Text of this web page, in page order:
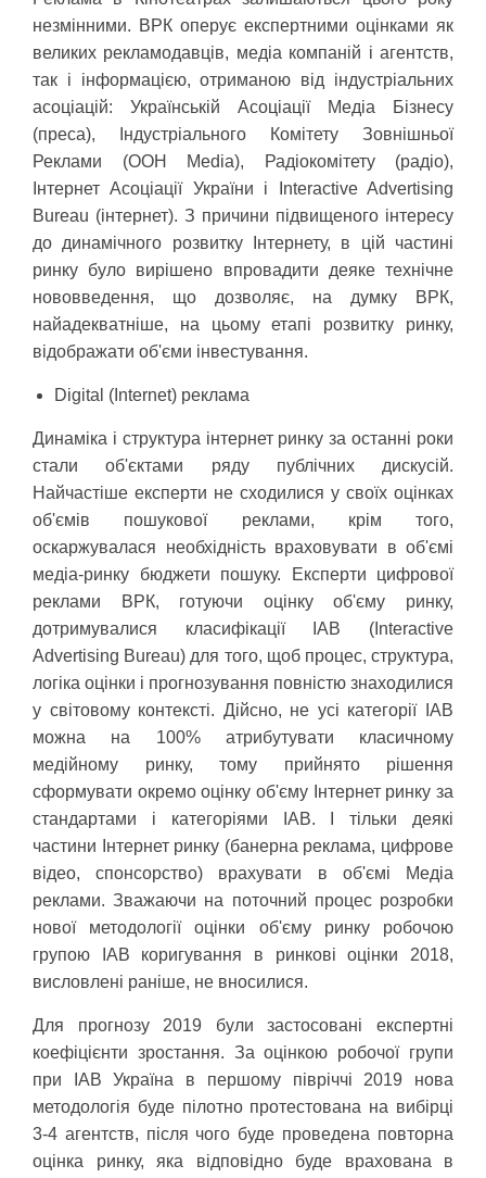
незмінними. ВРК оперує експертними оцінками як
великих рекламодавців, медіа компаній і агентств,
так і інформацією, отриманою від індустріальних
асоціацій: Українській Асоціації Медіа Бізнесу
(преса), Індустріального Комітету Зовнішньої
Реклами (OOH Media), Радіокомітету (радіо),
Інтернет Асоціації України і Interactive Advertising
Bureau (інтернет). З причини підвищеного інтересу
до динамічного розвитку Інтернету, в цій частині
ринку було вирішено впровадити деяке технічне
нововведення, що дозволяє, на думку ВРК,
найадекватніше, на цьому етапі розвитку ринку,
відображати об'єми інвестування.
Digital (Internet) реклама
Динаміка і структура інтернет ринку за останні роки
стали об'єктами ряду публічних дискусій.
Найчастіше експерти не сходилися у своїх оцінках
об'ємів пошукової реклами, крім того,
оскаржувалася необхідність враховувати в об'ємі
медіа-ринку бюджети пошуку. Експерти цифрової
реклами ВРК, готуючи оцінку об'єму ринку,
дотримувалися класифікації IAB (Interactive
Advertising Bureau) для того, щоб процес, структура,
логіка оцінки і прогнозування повністю знаходилися
у світовому контексті. Дійсно, не усі категорії IAB
можна на 100% атрибутувати класичному
медійному ринку, тому прийнято рішення
сформувати окремо оцінку об'єму Інтернет ринку за
стандартами і категоріями IAB. І тільки деякі
частини Інтернет ринку (банерна реклама, цифрове
відео, спонсорство) врахувати в об'ємі Медіа
реклами. Зважаючи на поточний процес розробки
нової методології оцінки об'єму ринку робочою
групою IAB коригування в ринкові оцінки 2018,
висловлені раніше, не вносилися.
Для прогнозу 2019 були застосовані експертні
коефіцієнти зростання. За оцінкою робочої групи
при IAB Україна в першому півріччі 2019 нова
методологія буде пілотно протестована на вибірці
3-4 агентств, після чого буде проведена повторна
оцінка ринку, яка відповідно буде врахована в